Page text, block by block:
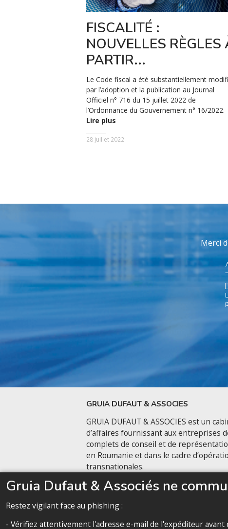
FISCALITÉ :
NOUVELLES RÈGLES
PARTIR...
Le Code fiscal a été substantiellement
par l’adoption et la publication au Journal
Officiel n° 716 du 15 juillet 2022 de
l’Ordonnance du Gouvernement n° 16/2022.
Lire plus
28 juillet 2022
Merci
GRUIA DUFAUT & ASSOCIES
GRUIA DUFAUT & ASSOCIES est un
d’affaires fournissant aux entreprises
complets de conseil et de
en Roumanie et dans le cadre
transnationales.
Nous contacter
Gruia Dufaut & Associés ne
Restez vigilant face au phishing :
- Vérifiez attentivement l'adresse e-mail de l'expéditeur